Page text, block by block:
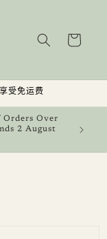
物
受免运费
Over
2 August